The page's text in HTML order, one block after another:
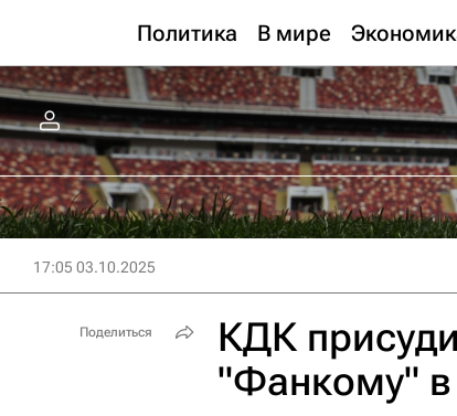
Политика В мире
17:05 03.10.2025
КДК
"Фанкому" в
Поделиться